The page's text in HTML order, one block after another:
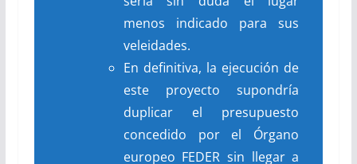
menos indicado para sus
veleidades.
En definitiva, la ejecución de
este proyecto supondría
duplicar el presupuesto
concedido por el Órgano
europeo FEDER sin llegar a